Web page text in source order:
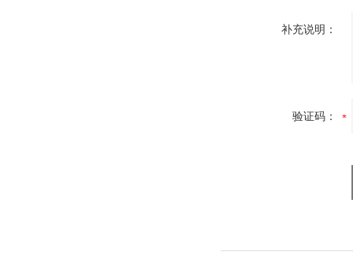
补充说明：
验证码：